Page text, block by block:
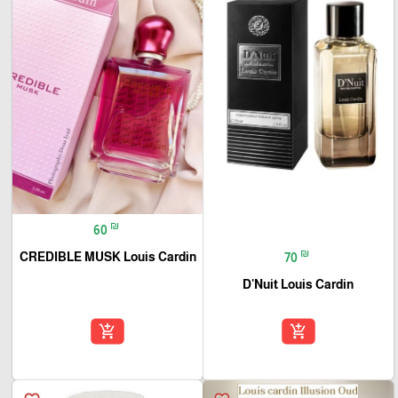
70 ₪
D'Nuit Louis Cardin
add_shopping_cart
60 ₪
CREDIBLE MUSK Louis Cardin
add_shopping_cart